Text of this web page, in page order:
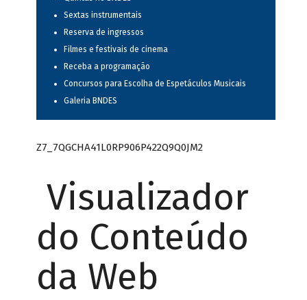
Sextas instrumentais
Reserva de ingressos
Filmes e festivais de cinema
Receba a programação
Concursos para Escolha de Espetáculos Musicais
Galeria BNDES
Z7_7QGCHA41L0RP906P422Q9Q0JM2
Visualizador
do Conteúdo
da Web